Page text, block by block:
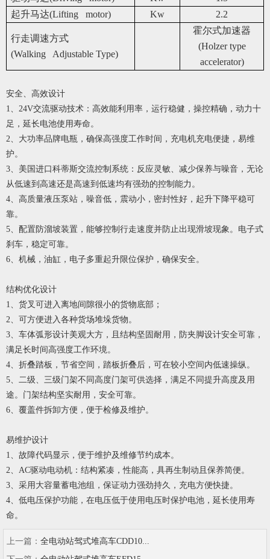
起升马达(Lifting motor)
Kw 2.2
行走调速方式
(Walking Adjustable Type)
霍尔式加速器
(Holzer type
accelerator)
安全、高效设计
1
、24V交流驱动技术：高效能利用率，运行稳健，操控精确，动力十
足，延长电池使用寿命。
2 、大功率品牌电瓶，确保高强度工作时间，充电机充电便捷，易维
护。
3 、美国进口科蒂斯交流控制系统：反应灵敏、减少保养与噪音，无论
从低速到高速还是高速到低速均有强劲的控制能力。
4 、高质量液压泵站，噪音低，震动小，密封性好，起升下降平稳可
靠。
5 、配置防溜坡装置，能够控制行走速度并防止出现滑坡现象。电子式
刹车，稳定可靠。
6 、机械，油缸，电子多重起升限位保护，确保安全。
结构优化设计
1
、货叉可进入离地间隙很小的货物底部；
2 、可方便进入各种货场堆垛货物。
3 、车体弧形设计美观大方，且结构坚固耐用，防夹脚设计安全可靠，
满足长时间高强度工作环境。
4 、折叠踏板，节省空间，踏板折叠后，可在较小空间内低速操纵。
5 、二级、三级门架不同高度门架可供选择，满足不同提升高度及用
途。门架结构坚实耐用，安全可靠。
6 、覆盖件拆卸方便，便于检修及维护。
易维护设计
1
、故障代码显示，便于维护及维修节约成本。
2 、AC驱动电动机：结构紧凑，性能高，具再生制动且保养简便。
3 、采用大容量蓄电池组，保证动力强劲持久，充电方便快捷。
4 、低电压保护功能，在电压低于使用电压时保护电池，延长使用寿
命。
上一篇： 全电动站驾式堆高车CDD10...